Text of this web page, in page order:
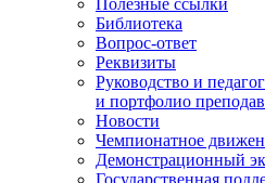
Библиотека
Вопрос-ответ
Реквизиты
Руководство и
и портфолио
Новости
Чемпионатное
Демонстрационный
Государственная